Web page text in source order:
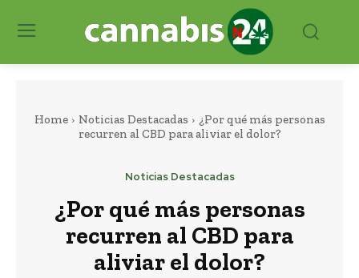
Home Noticias Destacadas
¿Por qué más personas
recurren al CBD para aliviar el dolor?
Noticias Destacadas
¿Por qué más personas
recurren al CBD para
aliviar el dolor?